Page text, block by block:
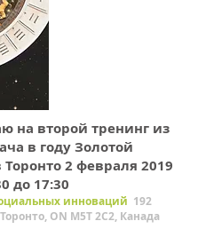
на второй тренинг из
в году Золотой
2 февраля 2019
до 17:30
инноваций 192
ON M5T 2C2, Канада